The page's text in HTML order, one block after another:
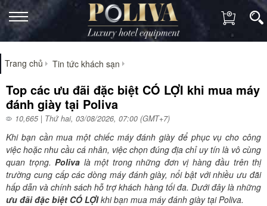
Trang chủ Tin tức khách sạn
Top các ưu đãi đặc biệt CÓ LỢI khi mua máy
đánh giày tại Poliva
10,665 | Thứ hai, 03/08/2026, 07:00 (GMT+7)
Khi bạn cần mua một chiếc máy đánh giày để phục vụ cho công
việc hoặc nhu cầu cá nhân, việc chọn đúng địa chỉ uy tín là vô cùng
quan trọng. Poliva là một trong những đơn vị hàng đầu trên thị
trường cung cấp các dòng máy đánh giày, nổi bật với nhiều ưu đãi
hấp dẫn và chính sách hỗ trợ khách hàng tối đa. Dưới đây là những
ưu đãi đặc biệt CÓ LỢIkhi bạn mua máy đánh giày tại Poliva.